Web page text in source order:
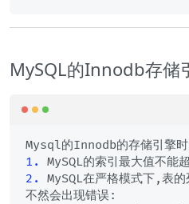
MySQL的Innodb存储
1.
MySQL的索引最大值不能
2.
MySQL在严格模式下,表
不然会出现错误: